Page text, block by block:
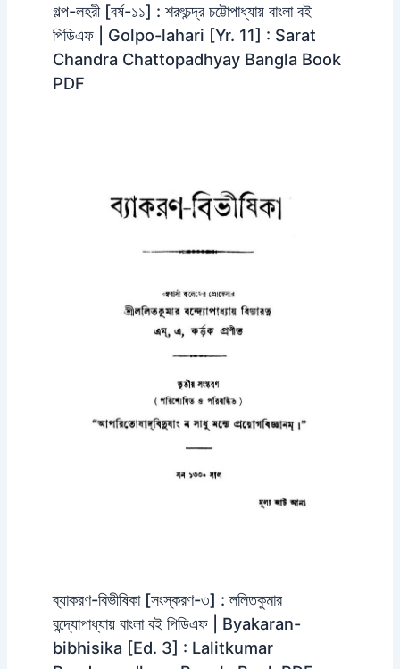
গল্প-লহরী [বর্ষ-১১] : শরৎচন্দ্র চট্টোপাধ্যায় বাংলা বই
পিডিএফ | Golpo-lahari [Yr. 11] : Sarat
Chandra Chattopadhyay Bangla Book
PDF
ব্যাকরণ-বিভীষিকা [সংস্করণ-৩] : ললিতকুমার
বন্দ্যোপাধ্যায় বাংলা বই পিডিএফ | Byakaran-
bibhisika [Ed. 3] : Lalitkumar